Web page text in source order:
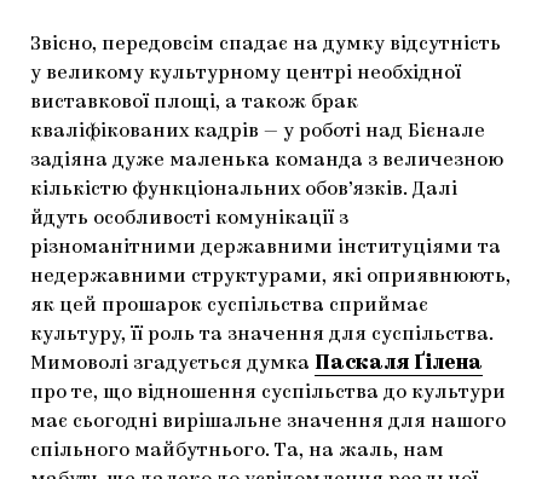
Звісно, передовсім спадає на думку відсутність
у великому культурному центрі необхідної
виставкової площі, а також брак
кваліфікованих кадрів — у роботі над Бієнале
задіяна дуже маленька команда з величезною
кількістю функціональних обов’язків. Далі
йдуть особливості комунікації з
різноманітними державними інституціями та
недержавними структурами, які оприявнюють,
як цей прошарок суспільства сприймає
культуру, її роль та значення для суспільства.
Мимоволі згадується думка Паскаля Ґілена
про те, що відношення суспільства до культури
має сьогодні вирішальне значення для нашого
спільного майбутнього. Та, на жаль, нам